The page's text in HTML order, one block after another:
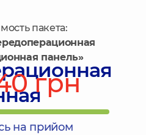
пакета:
панель»
грн
на прийом